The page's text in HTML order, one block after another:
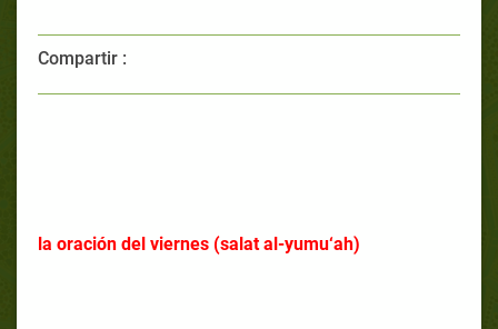
Compartir :
la oración del viernes (salat al-yumu‘ah)